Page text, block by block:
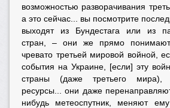
возможностью разворачивания
а это сейчас... вы посмотрите
выходят из Бундестага или из
стран, – они же прямо
чревато третьей мировой войной,
события на Украине, [если] эту
страны (даже третьего мира),
ресурсы... они даже
нибудь метеоспутник, меняют